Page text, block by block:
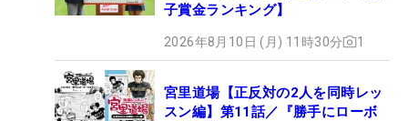
子賞金ランキング】
2026年8月10日 (月) 11時30分 1
宮里道場【正反対の2人を同時レッ
スン編】第11話／『勝手にローボ